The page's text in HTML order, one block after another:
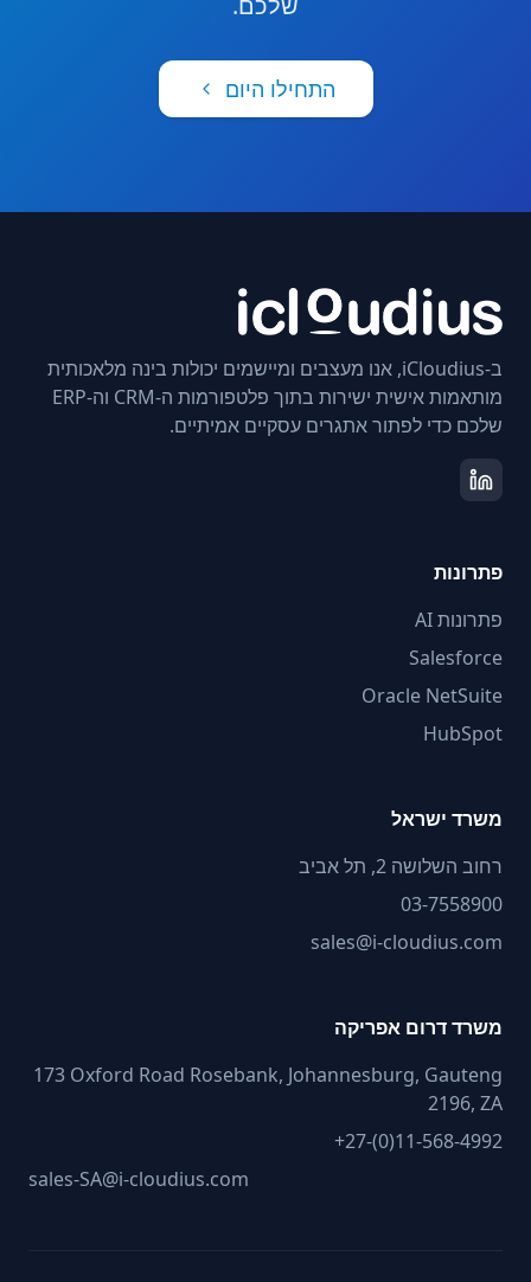
התחילו היום
ב-iCloudius, אנו מעצבים ומיישמים יכולות בינה מלאכותית
מותאמות אישית ישירות בתוך פלטפורמות ה-CRM וה-ERP
שלכם כדי לפתור אתגרים עסקיים אמיתיים.
פתרונות
פתרונות AI
Salesforce
Oracle NetSuite
HubSpot
משרד ישראל
רחוב השלושה 2, תל אביב
03-7558900
sales@i-cloudius.com
משרד דרום אפריקה
173 Oxford Road Rosebank, Johannesburg, Gauteng
2196, ZA
+27-(0)11-568-4992
sales-SA@i-cloudius.com